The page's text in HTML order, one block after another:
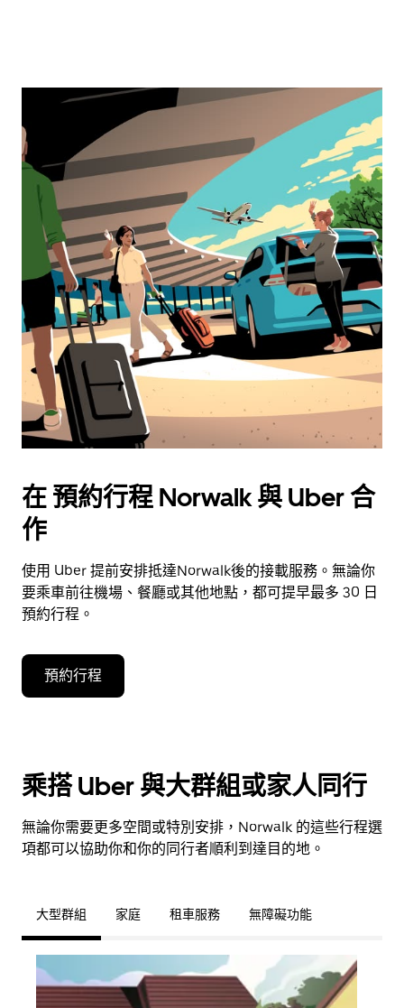
在 預約行程 Norwalk 與 Uber 合
作
使用 Uber 提前安排抵達Norwalk後的接載服務。無論你
要乘車前往機場、餐廳或其他地點，都可提早最多 30 日
預約行程。
預約行程
乘搭 Uber 與大群組或家人同行
無論你需要更多空間或特別安排，Norwalk 的這些行程選
項都可以協助你和你的同行者順利到達目的地。
大型群組 家庭 租車服務 無障礙功能